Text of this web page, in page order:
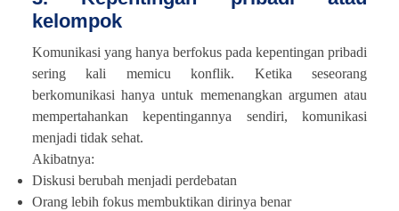
kelompok
Komunikasi yang hanya berfokus pada kepentingan pribadi
sering kali memicu konflik. Ketika seseorang
berkomunikasi hanya untuk memenangkan argumen atau
mempertahankan kepentingannya sendiri, komunikasi
menjadi tidak sehat.
Akibatnya:
Diskusi berubah menjadi perdebatan
Orang lebih fokus membuktikan dirinya benar